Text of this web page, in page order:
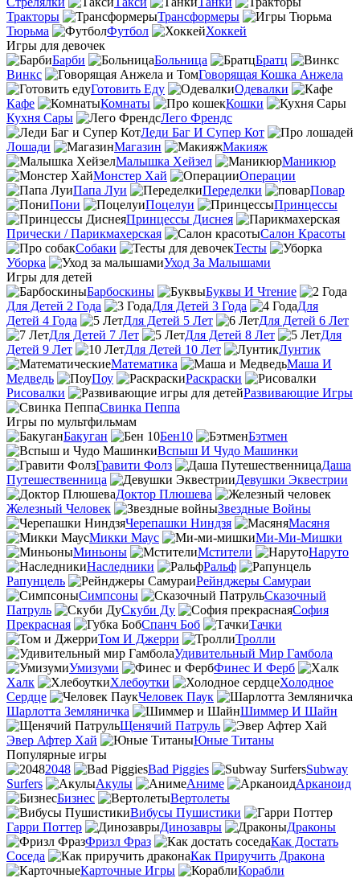
Тракторы
Трансформеры
Тюрьма
Футбол
Хоккей
Игры для девочек
Барби
Больница
Братц
Винкс
Говорящая Кошка Анжела
Готовить Еду
Одевалки
Кафе
Комнаты
Кошки
Кухня Сары
Лего Френдс
Леди Баг И Супер Кот
Лошади
Магазин
Макияж
Малышка Хейзел
Маникюр
Монстер Хай
Операции
Папа Луи
Переделки
Повар
Пони
Поцелуи
Принцессы
Принцессы Диснея
Прически / Парикмахерская
Салон Красоты
Собаки
Тесты
Уборка
Уход За Малышами
Игры для детей
Барбоскины
Буквы И Чтение
Для Детей 2 Года
Для Детей 3 Года
Для
Детей 4 Года
Для Детей 5 Лет
Для Детей 6 Лет
Для Детей 7 Лет
Для Детей 8 Лет
Для
Детей 9 Лет
Для Детей 10 Лет
Лунтик
Математика
Маша И
Медведь
Поу
Раскраски
Рисовалки
Развивающие Игры
Свинка Пеппа
Игры по мультфильмам
Бакуган
Бен10
Бэтмен
Вспыш И Чудо Машинки
Гравити Фолз
Даша
Путешественница
Девушки Эквестрии
Доктор Плюшева
Железный Человек
Звездные Войны
Черепашки Ниндзя
Масяня
Микки Маус
Ми-Ми-Мишки
Миньоны
Мстители
Наруто
Наследники
Ральф
Рапунцель
Рейнджеры Самураи
Симпсоны
Сказочный
Патруль
Скуби Ду
София
Прекрасная
Спанч Боб
Тачки
Том И Джерри
Тролли
Удивительный Мир Гамбола
Умизуми
Финес И Ферб
Халк
Хлебоутки
Холодное
Сердце
Человек Паук
Шарлотта Земляничка
Шиммер И Шайн
Щенячий Патруль
Эвер Афтер Хай
Юные Титаны
Популярные игры
2048
Bad Piggies
Subway
Surfers
Акулы Аниме
Арканоид
Бизнес
Вертолеты
Вибусы Пушистики
Гарри Поттер
Динозавры
Драконы
Фризл Фраз
Как Достать
Соседа
Как Приручить Дракона
Карточные Игры
Корабли